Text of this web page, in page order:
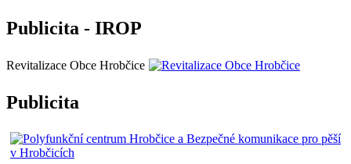
Publicita - IROP
Revitalizace Obce Hrobčice
Publicita